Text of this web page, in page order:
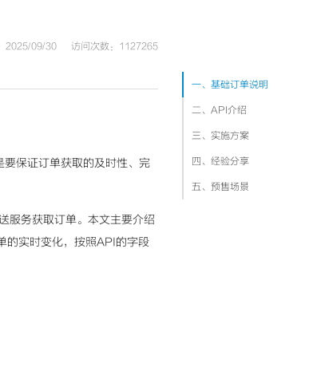
2025/09/30 访问次数：1127265
一、基础订单说明
二、API介绍
三、实施方案
四、经验分享
五、预售场景
保证订单获取的及时性、完
服务获取订单。本文主要介绍
的实时变化，按照API的字段